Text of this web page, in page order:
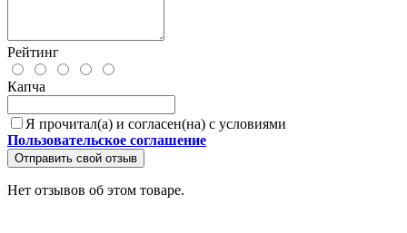
Рейтинг
Капча
Я прочитал(а) и согласен(на) с условиями
Пользовательское соглашение
Отправить свой отзыв
Нет отзывов об этом товаре.